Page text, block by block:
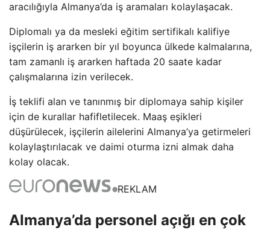
aracılığıyla Almanya’da iş aramaları kolaylaşacak.
Diplomalı ya da mesleki eğitim sertifikalı kalifiye
işçilerin iş ararken bir yıl boyunca ülkede kalmalarına,
tam zamanlı iş ararken haftada 20 saate kadar
çalışmalarına izin verilecek.
İş teklifi alan ve tanınmış bir diplomaya sahip kişiler
için de kurallar hafifletilecek. Maaş eşikleri
düşürülecek, işçilerin ailelerini Almanya’ya getirmeleri
kolaylaştırılacak ve daimi oturma izni almak daha
kolay olacak.
REKLAM
Almanya’da personel açığı en çok